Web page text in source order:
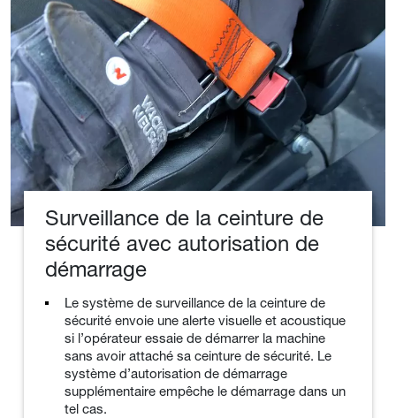
Surveillance de la ceinture de
sécurité avec autorisation de
démarrage
Le système de surveillance de la ceinture de
sécurité envoie une alerte visuelle et acoustique
si l’opérateur essaie de démarrer la machine
sans avoir attaché sa ceinture de sécurité. Le
système d’autorisation de démarrage
supplémentaire empêche le démarrage dans un
tel cas.